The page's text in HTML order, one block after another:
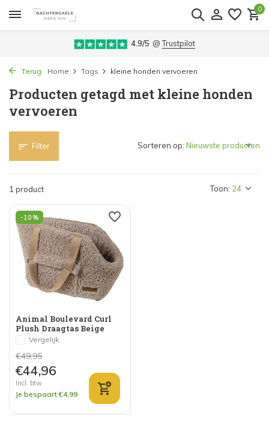
0
4.9/5 @Trustpilot
Terug Home Tags kleine honden vervoeren
Producten getagd met kleine honden
vervoeren
Filter
1 product Toon:
Sorteren op:
-10%
Animal Boulevard Curl
Plush Draagtas Beige
Vergelijk
€49,95
€44,96
Incl. btw
Je bespaart €4,99